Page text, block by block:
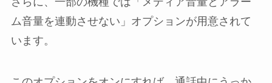
ム音量を連動させない」オプションが用意されて
います。